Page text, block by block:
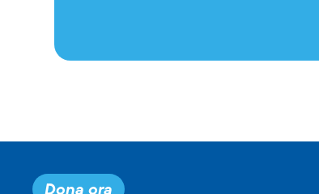
Dona ora